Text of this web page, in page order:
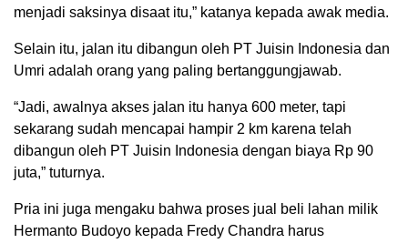
menjadi saksinya disaat itu,” katanya kepada awak media.
Selain itu, jalan itu dibangun oleh PT Juisin Indonesia dan
Umri adalah orang yang paling bertanggungjawab.
“Jadi, awalnya akses jalan itu hanya 600 meter, tapi
sekarang sudah mencapai hampir 2 km karena telah
dibangun oleh PT Juisin Indonesia dengan biaya Rp 90
juta,” tuturnya.
Pria ini juga mengaku bahwa proses jual beli lahan milik
Hermanto Budoyo kepada Fredy Chandra harus